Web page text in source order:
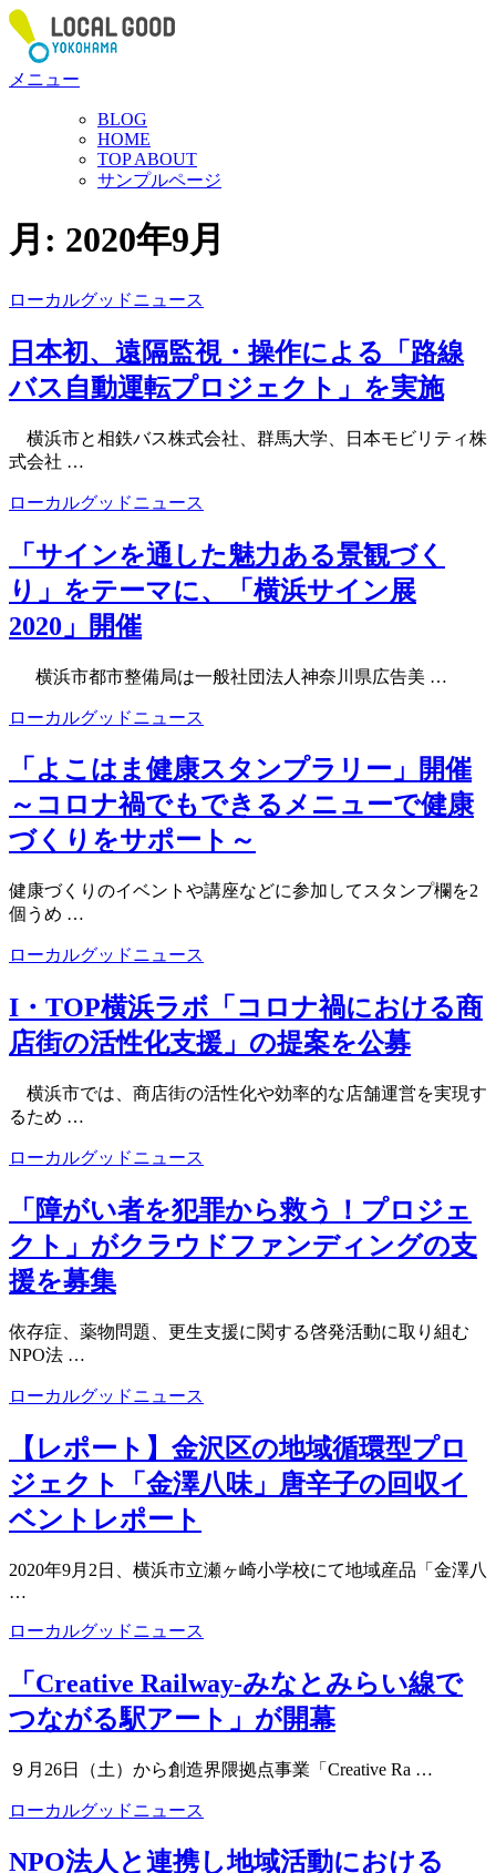
コ
ン
ン
プ
メニュー
BLOG
HOME
TOP ABOUT
サンプルページ
月: 2020年9月
ローカルグッドニュース
日本初、遠隔監視・操作による「路線
バス自動運転プロジェクト」を実施
横浜市と相鉄バス株式会社、群馬大学、日本モビリティ株
式会社 …
ローカルグッドニュース
「サインを通した魅力ある景観づく
り」をテーマに、「横浜サイン展
2020」開催
横浜市都市整備局は一般社団法人神奈川県広告美 …
ローカルグッドニュース
「よこはま健康スタンプラリー」開催
～コロナ禍でもできるメニューで健康
づくりをサポート～
健康づくりのイベントや講座などに参加してスタンプ欄を2
個うめ …
ローカルグッドニュース
I・TOP横浜ラボ「コロナ禍における商
店街の活性化支援」の提案を公募
横浜市では、商店街の活性化や効率的な店舗運営を実現す
るため …
ローカルグッドニュース
「障がい者を犯罪から救う！プロジェ
クト」がクラウドファンディングの支
援を募集
依存症、薬物問題、更生支援に関する啓発活動に取り組む
NPO法 …
ローカルグッドニュース
【レポート】金沢区の地域循環型プロ
ジェクト「金澤八味」唐辛子の回収イ
ベントレポート
2020年9月2日、横浜市立瀬ヶ崎小学校にて地域産品「金澤八
…
ローカルグッドニュース
「Creative Railway‐みなとみらい線で
つながる駅アート」が開幕
９月26日（土）から創造界隈拠点事業「Creative Ra …
ローカルグッドニュース
NPO法人と連携し地域活動における